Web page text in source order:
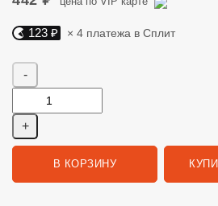
Яндекс Сплит. 123 руб, 4 платежа в
123 ₽ × 4 платежа в Сплит
В КОРЗИНУ